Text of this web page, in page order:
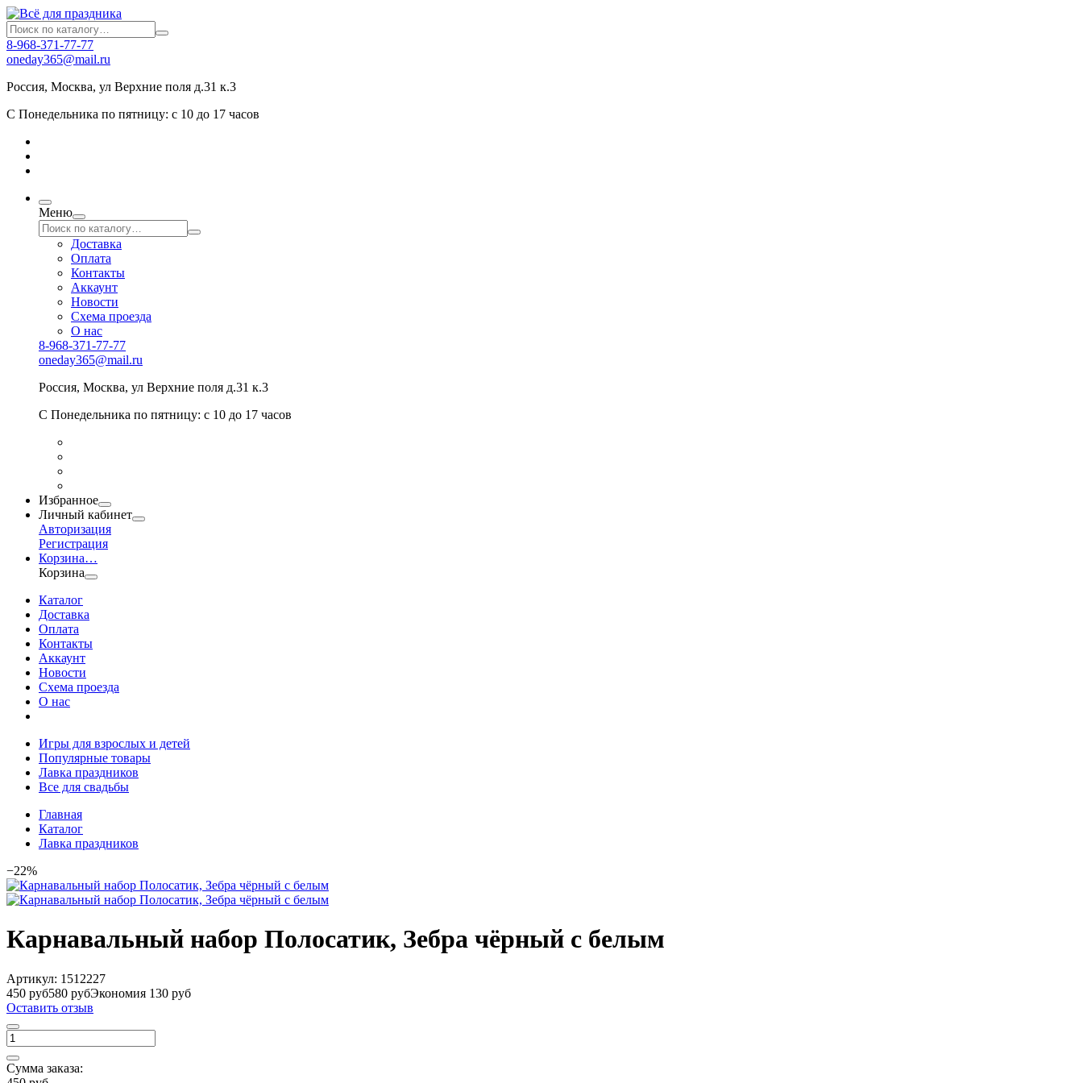
8-968-371-77-77
oneday365@mail.ru
Россия, Москва, ул Верхние поля д.31 к.3
С Понедельника по пятницу: с 10 до 17 часов
Меню
Доставка
Оплата
Контакты
Аккаунт
Новости
Схема проезда
О нас
8-968-371-77-77
oneday365@mail.ru
Россия, Москва, ул Верхние поля д.31 к.3
С Понедельника по пятницу: с 10 до 17 часов
Избранное
Личный кабинет
Авторизация
Регистрация
Корзина…
Корзина
Каталог
Доставка
Оплата
Контакты
Аккаунт
Новости
Схема проезда
О нас
Игры для взрослых и детей
Популярные товары
Лавка праздников
Все для свадьбы
Главная
Каталог
Лавка праздников
−22%
Карнавальный набор Полосатик, Зебра чёрный с белым
Артикул: 1512227
450 руб580 рубЭкономия 130 руб
Оставить отзыв
Сумма заказа: